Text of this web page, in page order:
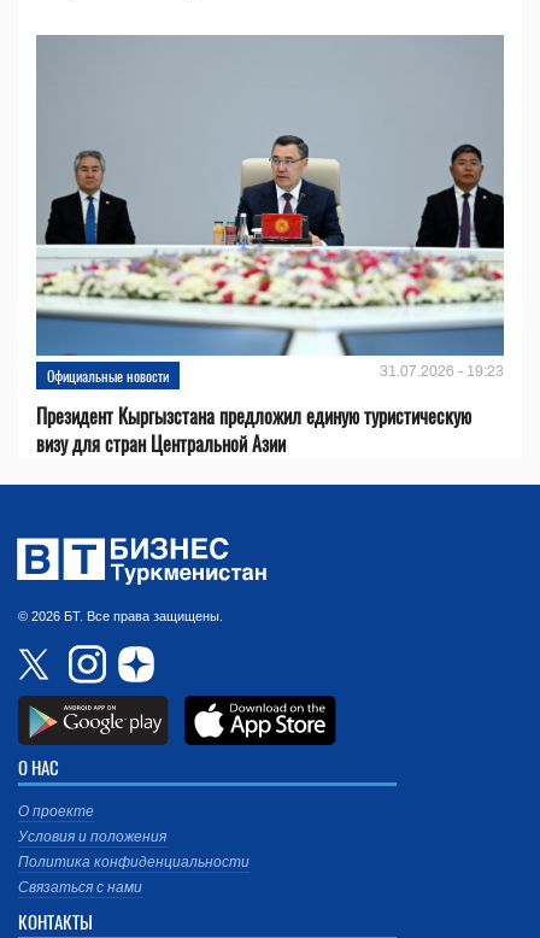
Официальные новости 31.07.2026 - 19:23
Президент Кыргызстана предложил единую туристическую
визу для стран Центральной Азии
© 2026 БТ. Все права защищены.
О НАС
О проекте
Условия и положения
Политика конфиденциальности
Связаться с нами
КОНТАКТЫ